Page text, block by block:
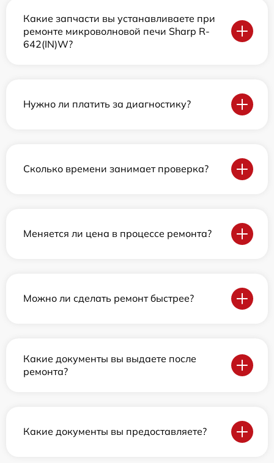
Какие запчасти вы устанавливаете при
ремонте микроволновой печи Sharp R-
642(IN)W?
Нужно ли платить за диагностику?
Сколько времени занимает проверка?
Меняется ли цена в процессе ремонта?
Можно ли сделать ремонт быстрее?
Какие документы вы выдаете после
ремонта?
Какие документы вы предоставляете?